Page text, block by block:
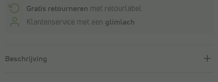
Gratis retourneren met retourlabel
Klantenservice met een glimlach
Beschrijving